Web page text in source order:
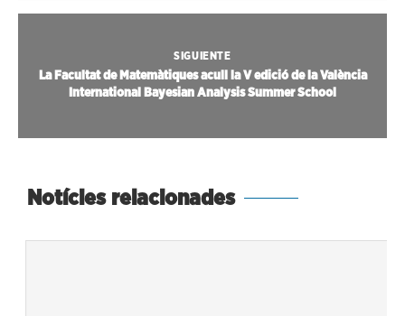
SIGUIENTE
La Facultat de Matemàtiques acull la V edició de la València
International Bayesian Analysis Summer School
Notícies relacionades